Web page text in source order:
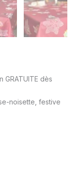
GRATUITE dès
noisette, festive